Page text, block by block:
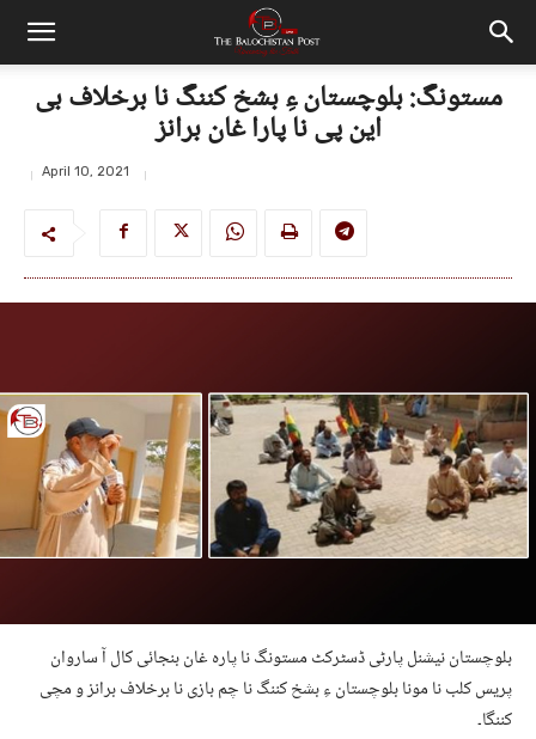
مستونگ: بلوچستان ءِ بشخ کننگ نا برخلاف بی
این پی نا پارا غان برانز
April 10, 2021
بلوچستان نیشنل پارٹی ڈسٹرکٹ مستونگ نا پارہ غان بنجائی کال آ ساروان
پریس کلب نا مونا بلوچستان ءِ بشخ کننگ نا چم بازی نا برخلاف برانز و مچی
کننگا۔